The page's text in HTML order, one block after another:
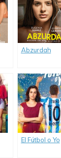
Abzurdah
El Fútbol o Yo